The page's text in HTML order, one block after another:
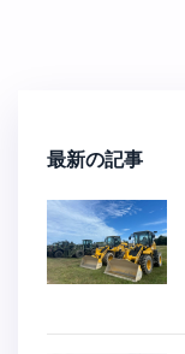
最新の記事